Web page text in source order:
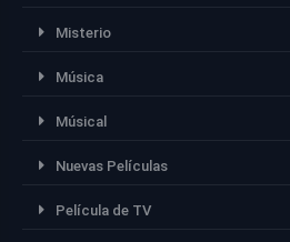
Misterio
Música
Músical
Nuevas Películas
Película de TV